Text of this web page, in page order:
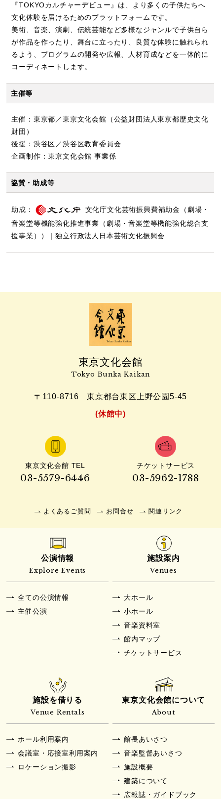
『TOKYOカルチャーデビュー』は、より多くの子供たちへ
文化体験を届けるためのプラットフォームです。
美術、音楽、演劇、伝統芸能など多様なジャンルで子供自ら
が作品を作ったり、舞台に立ったり、良質な体験に触れられ
るよう、プログラムの開発や広報、人材育成などを一体的に
コーディネートします。
主催等
主催：東京都／東京文化会館（公益財団法人東京都歴史文化
財団）
後援：渋谷区／渋谷区教育委員会
企画制作：東京文化会館 事業係
協賛・助成等
助成：
文化庁文化芸術振興費補助金（劇場・
音楽堂等機能強化推進事業（劇場・音楽堂等機能強化総合支
援事業））｜独立行政法人日本芸術文化振興会
東京文化会館
Tokyo Bunka Kaikan
〒110-8716 東京都台東区上野公園5-45
(休館中)
東京文化会館 TEL
03-5579-6446
チケットサービス
03-5962-1788
よくあるご質問 お問合せ 関連リンク
公演情報
Explore Events
全ての公演情報
主催公演
施設案内
Venues
大ホール
小ホール
音楽資料室
館内マップ
チケットサービス
施設を借りる
Venue Rentals
ホール利用案内
会議室・応接室利用案内
ロケーション撮影
東京文化会館について
About
館長あいさつ
音楽監督あいさつ
施設概要
建築について
広報誌・ガイドブック